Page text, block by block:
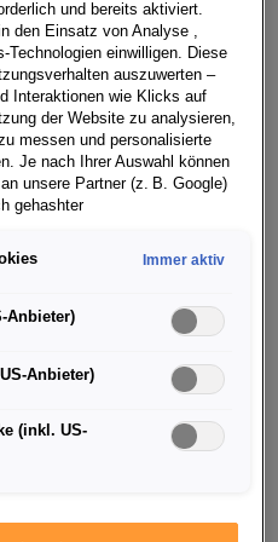
Zukunft von Barcelona aus
Brand wird auch in den
Sommer 2029 offizieller
und CUPRA das
sein. Darüber hinaus
allen Profisportarten des
Martorell gaben Wayne
Verlängerung der
Treffen nahmen auch
teil: Fußballer Robert
Fernández, der
Miquel Feixas,
und bereits aktiviert.
den Einsatz von Analyse ,
Technologien einwilligen. Diese
auszuwerten –
Interaktionen wie Klicks auf
der Website zu analysieren,
messen und personalisierte
Je nach Ihrer Auswahl können
unsere Partner (z. B. Google)
gehashter
personenbezogene Daten an
kann. In den USA besteht
können nicht
Europäischen Kommission.
Immer aktiv
Anbieter)
Anbieter)
(inkl. US-